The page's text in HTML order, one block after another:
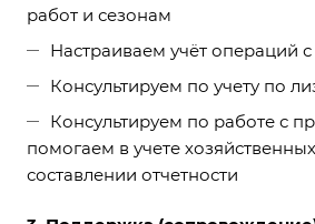
работ и сезонам
Настраиваем учёт операций
Консультируем по учету по
Консультируем по работе с
помогаем в учете
составлении отчетности